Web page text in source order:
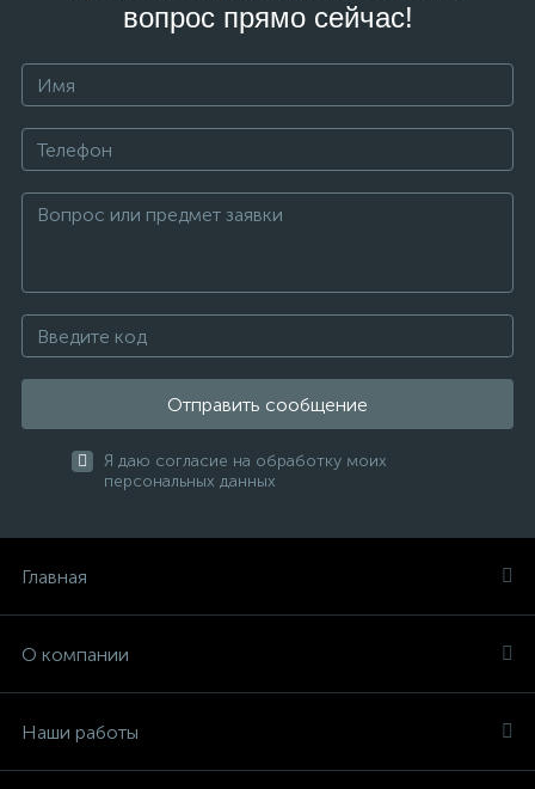
вопрос прямо сейчас!
Отправить сообщение
Я даю согласие на обработку моих
персональных данных
Главная
О компании
Наши работы